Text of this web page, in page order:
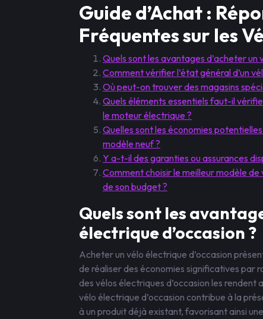
Guide d’Achat :
Fréquentes sur les
Quels sont les avantages d’acheter un
Comment vérifier l’état général d’un
Où peut-on trouver des magasins
Quels éléments essentiels faut-il
le moteur électrique ?
Quelles sont les économies
modèle neuf ?
Y a-t-il des garanties ou assurances
Comment choisir le meilleur modèle
de son budget ?
Quels sont les
électrique d’occasion ?
Acheter un vélo électrique d’occasion
de réaliser des économies significatives par
des vélos électriques d’occasion les rendent
vélo électrique d’occasion contribue à la
à un produit déjà existant, favorisant ainsi